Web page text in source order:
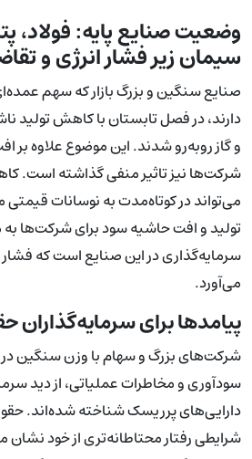
وضعیت صنایع پایه: فولاد،
سیمان زیر فشار انرژی و
صنایع سنگین و بزرگ بازار که سهم عمده‌ای
دارند، در فصل تابستان با کاهش تولید
و گاز روبه‌رو شدند. این موضوع علاوه بر
شرکت‌ها نیز تاثیر منفی گذاشته است.
می‌تواند در کوتاه‌مدت به نوسانات
تولید و افت حاشیه سود برای شرکت‌ها
سرمایه‌گذاری در این صنایع است که
می‌آورد.
پیامدها برای سرمایه‌گذاران
شرکت‌های بزرگ و سهام با وزن سنگین
سودآوری و مخاطرات عملیاتی، از دید
دارایی‌های پرریسک شناخته شده‌اند.
شرایطی رفتار محتاطانه‌تری از خود نشان